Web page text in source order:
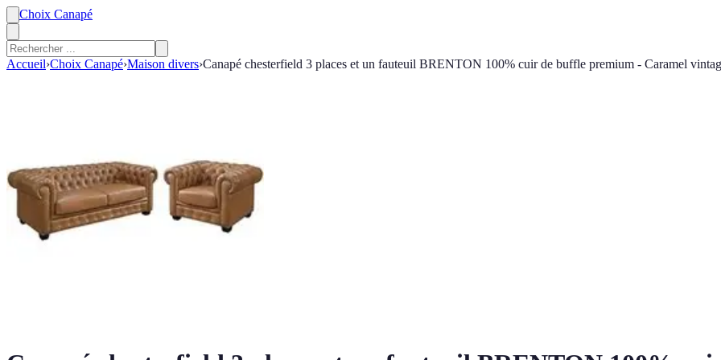
Choix Canapé
Accueil›Choix Canapé›Maison divers›Canapé chesterfield 3 places et un fauteuil BRENTON 100% cuir de buffle premium - Caramel